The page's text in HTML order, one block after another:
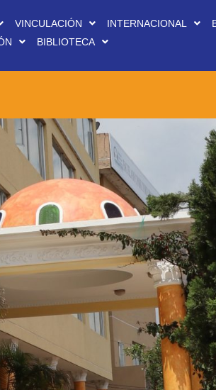
VINCULACIÓN INTERNACIONAL
BIBLIOTECA